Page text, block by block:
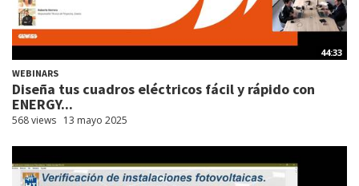
44:33
WEBINARS
Diseña tus cuadros eléctricos fácil y rápido con
ENERGY...
568 views 13 mayo 2025